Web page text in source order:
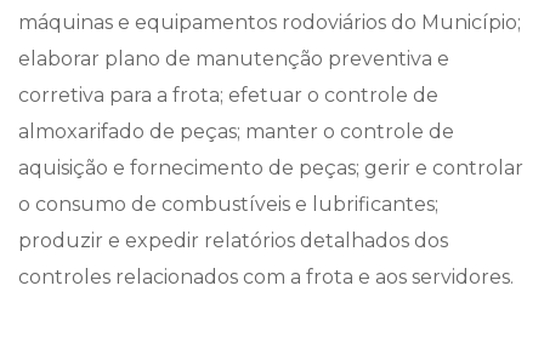
máquinas e equipamentos rodoviários do Município;
elaborar plano de manutenção preventiva e
corretiva para a frota; efetuar o controle de
almoxarifado de peças; manter o controle de
aquisição e fornecimento de peças; gerir e controlar
o consumo de combustíveis e lubrificantes;
produzir e expedir relatórios detalhados dos
controles relacionados com a frota e aos servidores.